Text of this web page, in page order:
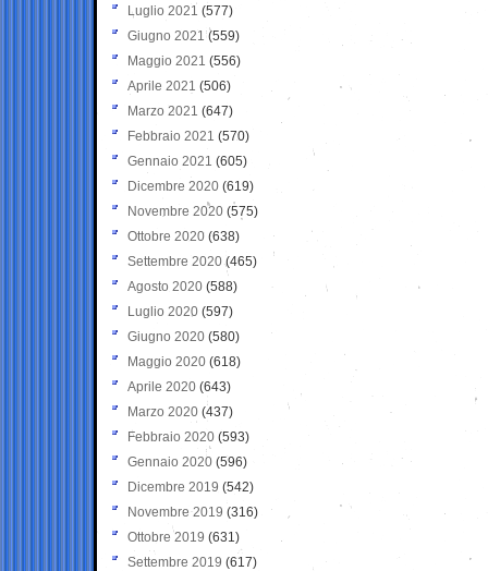
Luglio 2021 (577)
Giugno 2021(559)
Maggio 2021 (556)
Aprile 2021 (506)
Marzo 2021 (647)
Febbraio 2021 (570)
Gennaio 2021 (605)
Dicembre 2020 (619)
Novembre 2020 (575)
Ottobre 2020 (638)
Settembre 2020(465)
Agosto 2020 (588)
Luglio 2020 (597)
Giugno 2020 (580)
Maggio 2020 (618)
Aprile 2020 (643)
Marzo 2020 (437)
Febbraio 2020 (593)
Gennaio 2020 (596)
Dicembre 2019 (542)
Novembre 2019 (316)
Ottobre 2019 (631)
Settembre 2019 (617)